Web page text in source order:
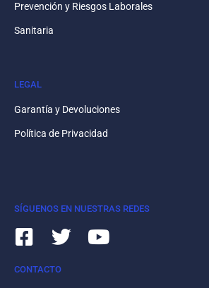
Prevención y Riesgos Laborales
Sanitaria
LEGAL
Garantía y Devoluciones
Política de Privacidad
SÍGUENOS EN NUESTRAS REDES
CONTACTO